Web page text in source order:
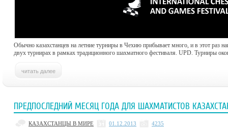
Обычно казахстанцев на летние турниры в Чехию прибывает много, и в этот раз
двух турнирах в рамках традиционного шахматного фестиваля. UPD. Турниры
ПРЕДПОСЛЕДНИЙ МЕСЯЦ ГОДА ДЛЯ ШАХМАТИСТОВ
КАЗАХСТАНЦЫ В МИРЕ 01.12.2013 4235